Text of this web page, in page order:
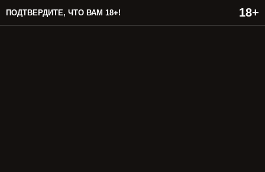
ПОДТВЕРДИТЕ, ЧТО ВАМ 18+!